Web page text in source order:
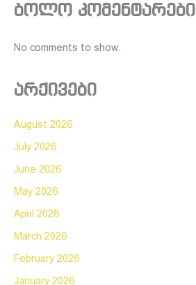
ბოლო კომენტარები
No comments to show.
არქივები
August 2026
July 2026
June 2026
May 2026
April 2026
March 2026
February 2026
January 2026